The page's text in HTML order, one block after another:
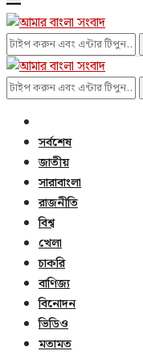
সর্বশেষ
জাতীয়
সারাবাংলা
রাজনীতি
বিশ্ব
খেলা
চাকরি
বাণিজ্য
বিনোদন
ভিডিও
মতামত